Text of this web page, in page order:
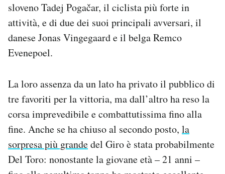
sloveno Tadej Pogačar, il ciclista più forte in
attività, e di due dei suoi principali avversari, il
danese Jonas Vingegaard e il belga Remco
Evenepoel.
La loro assenza da un lato ha privato il pubblico di
tre favoriti per la vittoria, ma dall’altro ha reso la
corsa imprevedibile e combattutissima fino alla
fine. Anche se ha chiuso al secondo posto, la
sorpresa più grandedel Giro è stata probabilmente
Del Toro: nonostante la giovane età – 21 anni –